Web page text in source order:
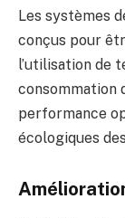
Les systèmes
conçus pour
l’utilisation de
consommation
performance
écologiques